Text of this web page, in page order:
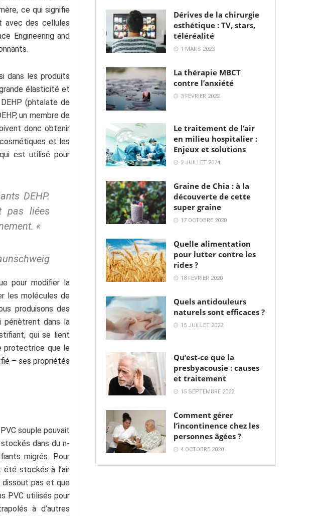
ce qui signifie
avec des cellules
Engineering and
dans les produits
élasticité et
(phtalate de
un membre de
donc obtenir
et les
est utilisé pour
DEHP.
pas liées
«
pour modifier la
les molécules de
produisons des
pénètrent dans la
qui se lient
protectrice que le
– ses propriétés
souple pouvait
dans du n-
migrés. Pour
stockés à l’air
pas et que
PVC utilisés pour
à d’autres
Dérives de la chirurgie
esthétique : TV, stars,
téléréalité
1 MARS 2023
La thérapie MBCT
contre l’anxiété
3 FÉVRIER 2022
Le traitement de l’air
en milieu hospitalier :
Enjeux et solutions
2 JUILLET 2024
Graine de Chia : à la
découverte de cette
super graine
17 OCTOBRE 2020
Quelle alimentation
pour lutter contre les
rides ?
18 FÉVRIER 2020
Quels antidouleurs
naturels sont efficaces ?
15 JUILLET 2022
Qu’est-ce que la
presbyacousie : causes
et traitement
15 SEPTEMBRE 2022
Comment gérer
l’incontinence chez les
personnes âgées ?
4 OCTOBRE 2020